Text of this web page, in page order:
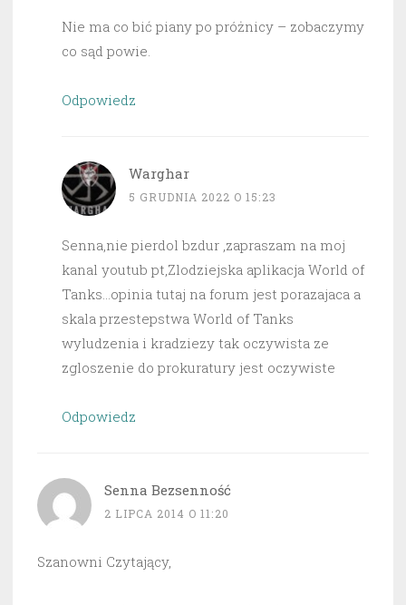
Nie ma co bić piany po próżnicy – zobaczymy
co sąd powie.
Odpowiedz
Warghar
5 GRUDNIA 2022 O 15:23
Senna,nie pierdol bzdur ,zapraszam na moj
kanal youtub pt,Zlodziejska aplikacja World of
Tanks…opinia tutaj na forum jest porazajaca a
skala przestepstwa World of Tanks
wyludzenia i kradziezy tak oczywista ze
zgloszenie do prokuratury jest oczywiste
Odpowiedz
Senna Bezsenność
2 LIPCA 2014 O 11:20
Szanowni Czytający,